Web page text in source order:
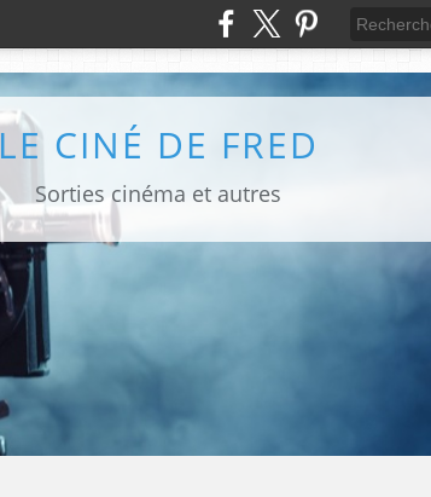
LE CINÉ DE FRED
Sorties cinéma et autres